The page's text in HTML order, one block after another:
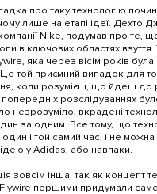
про таку технологію
лише на етапі ідеї.
Nike, подумав про те,
в ключових областях
яка через вісім років
Це той приємний випадок для
коли розумієш, що йдеш до
попередніх розслідуваннях
незрозуміло, вкрадені
за одним. Все тому, що
і той самий час, і не
у Adidas, або навпаки.
зовсім інша, так як концепт
першими придумали